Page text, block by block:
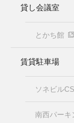
貸し会議室
とかち館
賃貸駐車場
ソネビルCS
南西パーキ